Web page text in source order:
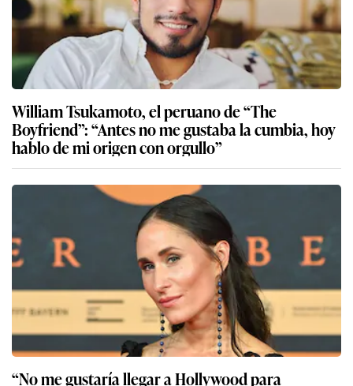
William Tsukamoto, el peruano de “The
Boyfriend”: “Antes no me gustaba la cumbia, hoy
hablo de mi origen con orgullo”
“No me gustaría llegar a Hollywood para